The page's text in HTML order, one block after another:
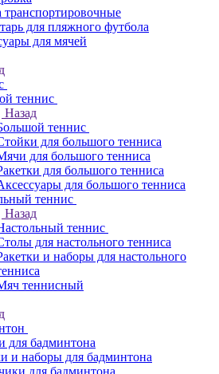
транспортировочные
для пляжного футбола
для мячей
теннис
Назад
теннис
для большого тенниса
для большого тенниса
для большого тенниса
для большого тенниса
теннис
Назад
теннис
для настольного тенниса
и наборы для настольного
теннисный
для бадминтона
и наборы для бадминтона
для бадминтона